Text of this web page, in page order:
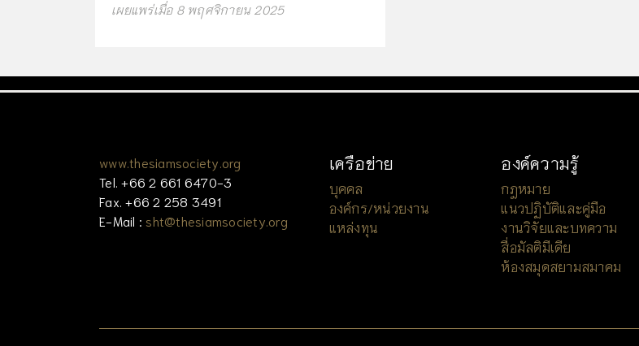
เผยแพร่เมื่อ 8 พฤศจิกายน 2025
www.thesiamsociety.org
Tel. +66 2 661 6470-3
Fax. +66 2 258 3491
E-Mail : sht@thesiamsociety.org
เครือข่าย
บุคคล
องค์กร/หน่วยงาน
แหล่งทุน
องค์ความรู้
กฎหมาย
แนวปฏิบัติและคู่มือ
งานวิจัยและบทความ
สื่อมัลติมีเดีย
ห้องสมุดสยามสมาคม